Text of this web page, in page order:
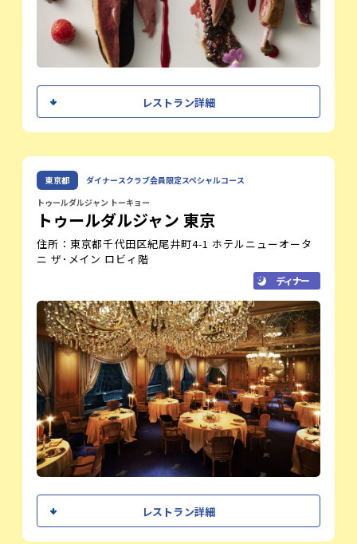
オフィシャルサイト
宮本 悠平
ヘッドシェフ
シェフメッセージ
Cycle by Mauro Colagreco へようこそ。
ションを受け、独特な味と香りの調和する
共に持続可能な未来を追及する日本の生産
者と手を組み、太陽と大地のエネルギーに
満ちた食材を使用しております。
目指して、皆様に忘れられない食体験を提
供出来ることを心から楽しみにしていま
レストラン紹介
2019年に「フランス版ミシュラン」で３つ星を獲得。
同年に「World Best Restraunt 50」 にて１位に輝いたレスト
ラン・ミラズールを率いるマウロ・コラグレコ氏が監修する
日本初のレストランです。
瑞々しい季節の果物、野菜、ハーブを中心にした、自然の美
しさを味わう料理の数々。
マウロシェフの哲学である「自然との共生」を受け継ぎ、南
仏プロヴァンスの魅力的な味わいを表現します。
ハーブ園が併設される店内は緑にあふれ、まるで「ミラズー
ペスカタリアンメニューやベジタリアンメニューの対応もご
レストラン詳細
トゥールダルジャン 東京
トゥールダルジャン トーキョー
住所：東京都千代田区紀尾井町4-1 ホテルニューオータ
ニ ザ･メイン ロビィ階
ディナー
東京都 ダイナースクラブ会員限定スペシャルコース
シェフメッセージ
皆様、こんにちは。トゥールダルジャン
レストラン詳細